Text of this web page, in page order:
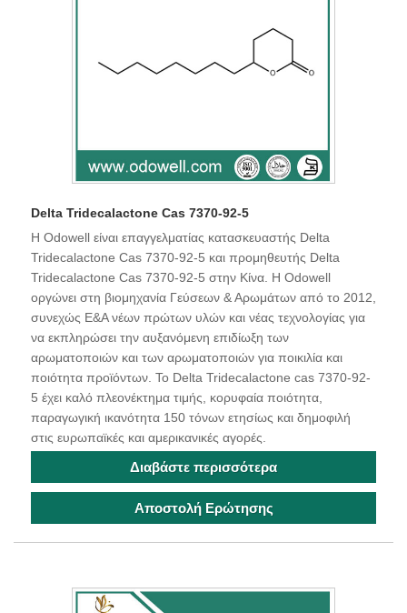
Delta Tridecalactone Cas 7370-92-5
Η Odowell είναι επαγγελματίας κατασκευαστής Delta
Tridecalactone Cas 7370-92-5 και προμηθευτής Delta
Tridecalactone Cas 7370-92-5 στην Κίνα. Η Odowell
οργώνει στη βιομηχανία Γεύσεων & Αρωμάτων από το 2012,
συνεχώς Ε&Α νέων πρώτων υλών και νέας τεχνολογίας για
να εκπληρώσει την αυξανόμενη επιδίωξη των
αρωματοποιών και των αρωματοποιών για ποικιλία και
ποιότητα προϊόντων. Το Delta Tridecalactone cas 7370-92-
5 έχει καλό πλεονέκτημα τιμής, κορυφαία ποιότητα,
παραγωγική ικανότητα 150 τόνων ετησίως και δημοφιλή
στις ευρωπαϊκές και αμερικανικές αγορές.
Διαβάστε περισσότερα
Αποστολή Ερώτησης